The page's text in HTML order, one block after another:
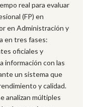
real para evaluar
(FP) en
en Administración y
en tres fases:
oficiales y
información con las
un sistema que
y calidad.
analizan múltiples